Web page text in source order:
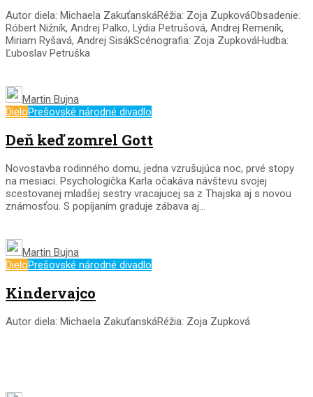
Autor diela: Michaela ZakuťanskáRéžia: Zoja ZupkováObsadenie:
Róbert Nižník, Andrej Palko, Lýdia Petrušová, Andrej Remeník,
Miriam Ryšavá, Andrej SisákScénografia: Zoja ZupkováHudba:
Ľuboslav Petruška
Martin Bujna
DieloPrešovské národné divadlo
Deň keď zomrel Gott
Novostavba rodinného domu, jedna vzrušujúca noc, prvé stopy
na mesiaci. Psychologička Karla očakáva návštevu svojej
scestovanej mladšej sestry vracajucej sa z Thajska aj s novou
známosťou.​ S popíjaním graduje zábava aj...
Martin Bujna
DieloPrešovské národné divadlo
Kindervajco
Autor diela: Michaela ZakuťanskáRéžia: Zoja Zupková